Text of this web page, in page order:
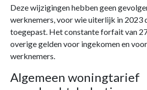
Deze wijzigingen hebben geen
werknemers, voor wie uiterlijk in 2023
toegepast. Het constante forfait van
overige gelden voor ingekomen en
werknemers.
Algemeen woningtarief